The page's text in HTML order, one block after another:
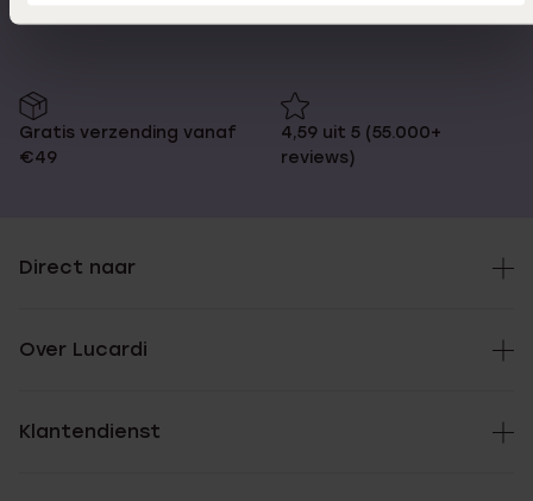
Gratis verzending vanaf
€49
4,59 uit 5 (55.000+
reviews)
Direct naar
Over Lucardi
Klantendienst